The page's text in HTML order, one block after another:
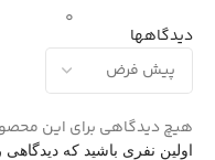
0
دیدگاهها
هیچ دیدگاهی برای این
اولین نفری باشید که